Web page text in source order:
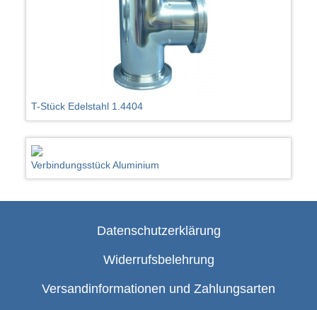
T-Stück Edelstahl 1.4404
Verbindungsstück Aluminium
Datenschutzerklärung
Widerrufsbelehrung
Versandinformationen und Zahlungsarten